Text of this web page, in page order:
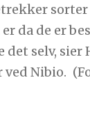
da de er
selv, sier
ved Nibio.